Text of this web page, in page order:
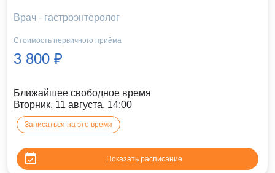
Врач - гастроэнтеролог
Стоимость первичного приёма
3 800 ₽
Ближайшее свободное время
Вторник, 11 августа, 14:00
Записаться на это время
Показать расписание